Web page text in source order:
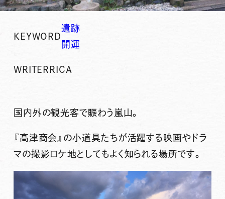
KEYWORD
遺跡
開運
WRITER RICA
国内外の観光客で賑わう嵐山。
『高津商会』の小道具たちが活躍する映画やドラ
マの撮影ロケ地としてもよく知られる場所です。